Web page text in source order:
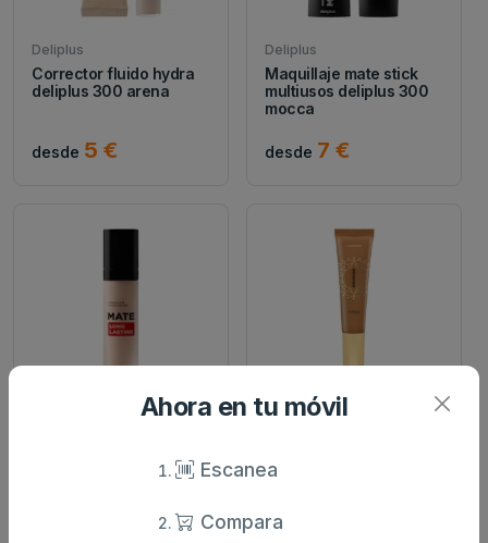
Deliplus
Corrector fluido hydra
deliplus 300 arena
desde 5 €
Deliplus
Maquillaje mate stick
multiusos deliplus 300
mocca
desde 7 €
lasting deliplus mate
luminoso deliplus 01...
desde
Ahora en tu móvil
Escanea
Compara